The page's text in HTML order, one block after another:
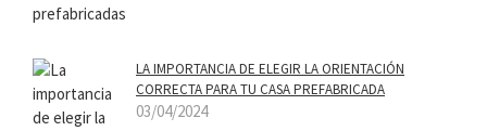
LA IMPORTANCIA DE ELEGIR LA ORIENTACIÓN
CORRECTA PARA TU CASA PREFABRICADA
03/04/2024